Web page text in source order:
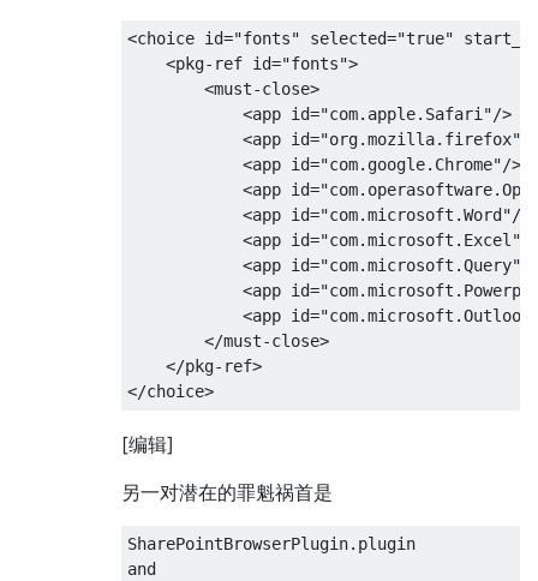
<choice id="fonts" selected="true"
    <pkg-ref id="fonts">
        <must-close>
            <app id="com.apple.Safari"/>
<app id="org.mozilla.firefox"/
            <app id="com.google.Chrome"/>
<app
            <app id="com.microsoft.Word"/>
<app id="com.microsoft.Excel"/
<app id="com.microsoft.Query"/
<app
<app
        </must-close>
    </pkg-ref>
[编辑]
另一对潜在的罪魁祸首是
SharePointBrowserPlugin.plugin
and